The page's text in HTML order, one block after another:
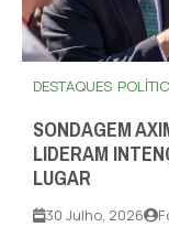
DESTAQUES
SONDAGEM
LIDERAM
LUGAR
30 Julho, 2026